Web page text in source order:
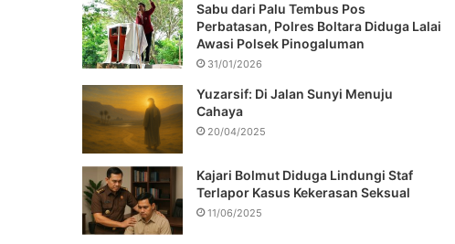
Sabu dari Palu Tembus Pos
Perbatasan, Polres Boltara Diduga Lalai
Awasi Polsek Pinogaluman
31/01/2026
Yuzarsif: Di Jalan Sunyi Menuju
Cahaya
20/04/2025
Kajari Bolmut Diduga Lindungi Staf
Terlapor Kasus Kekerasan Seksual
11/06/2025